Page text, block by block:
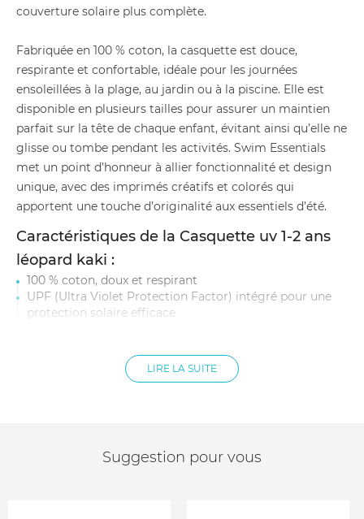
couverture solaire plus complète.
Fabriquée en 100 % coton, la casquette est douce,
respirante et confortable, idéale pour les journées
ensoleillées à la plage, au jardin ou à la piscine. Elle est
disponible en plusieurs tailles pour assurer un maintien
parfait sur la tête de chaque enfant, évitant ainsi qu’elle ne
glisse ou tombe pendant les activités. Swim Essentials
met un point d’honneur à allier fonctionnalité et design
unique, avec des imprimés créatifs et colorés qui
apportent une touche d’originalité aux essentiels d’été.
Caractéristiques de la Casquette uv 1-2 ans
léopard kaki :
100 % coton, doux et respirant
UPF (Ultra Violet Protection Factor) intégré pour une
protection solaire efficace
LIRE LA SUITE
Suggestion pour vous